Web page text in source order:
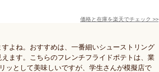
価格と在庫を楽天でチェック >>
よね。おすすめは、一番細いシューストリング
ます。こちらのフレンチフライドポテトは、業
ッとして美味しいですが、学生さんが模擬店で